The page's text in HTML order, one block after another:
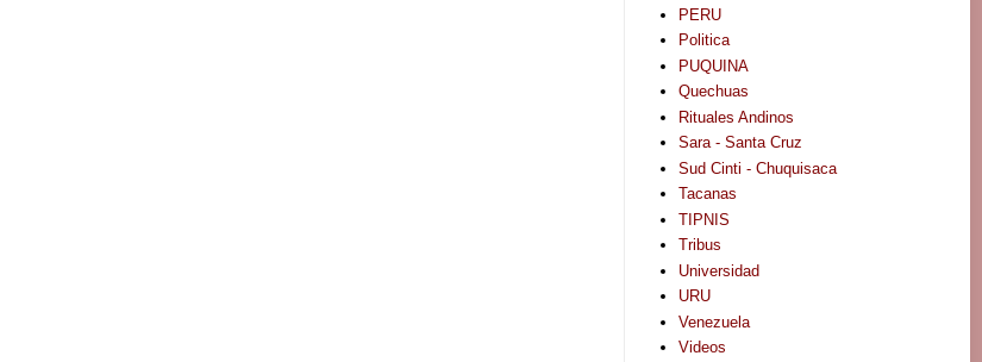
PERU
Politica
PUQUINA
Quechuas
Rituales Andinos
Sara - Santa Cruz
Sud Cinti - Chuquisaca
Tacanas
TIPNIS
Tribus
Universidad
URU
Venezuela
Videos